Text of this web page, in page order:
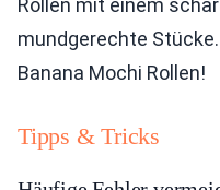
Rollen mit einem
mundgerechte
Banana Mochi Rollen!
Tipps & Tricks